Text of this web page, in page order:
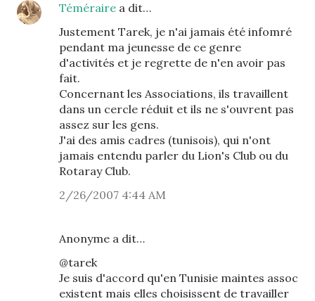
Téméraire a dit…
Justement Tarek, je n'ai jamais été infomré
pendant ma jeunesse de ce genre
d'activités et je regrette de n'en avoir pas
fait.
Concernant les Associations, ils travaillent
dans un cercle réduit et ils ne s'ouvrent pas
assez sur les gens.
J'ai des amis cadres (tunisois), qui n'ont
jamais entendu parler du Lion's Club ou du
Rotaray Club.
2/26/2007 4:44 AM
Anonyme a dit…
@tarek
Je suis d'accord qu'en Tunisie maintes assoc
existent mais elles choisissent de travailler